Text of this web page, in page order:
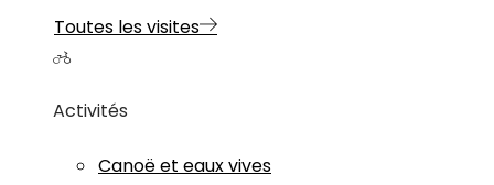
Toutes les visites
Activités
Canoë et eaux vives